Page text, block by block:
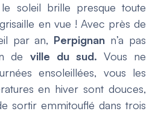
soleil brille presque toute
en vue ! Avec près de
par an, Perpignan n’a pas
de ville du sud. Vous ne
ensoleillées, vous les
en hiver sont douces,
sortir emmitouflé dans trois